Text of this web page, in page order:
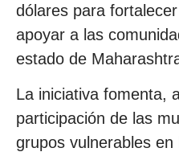
dólares para
apoyar a las
estado de
La iniciativa fomenta,
participación de las
grupos vulnerables